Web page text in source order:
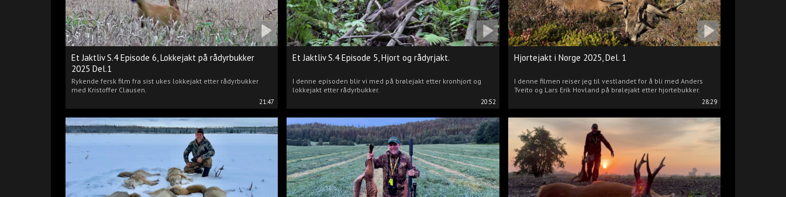
21:47
Et Jaktliv S.4 Episode 6, Lokkejakt på rådyrbukker
2025 Del.1
Rykende fersk film fra sist ukes lokkejakt etter rådyrbukker
med Kristoffer Clausen.
20:52
Et Jaktliv S.4 Episode 5, Hjort og rådyrjakt.
I denne episoden blir vi med på brølejakt etter kronhjort og
lokkejakt etter rådyrbukker.
28:29
Hjortejakt i Norge 2025, Del. 1
I denne filmen reiser jeg til vestlandet for å bli med Anders
Tveito og Lars Erik Hovland på brølejakt etter hjortebukker.